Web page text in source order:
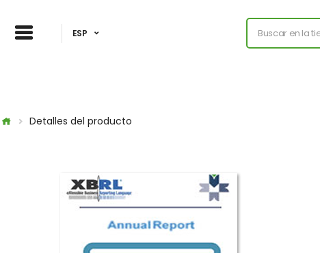
ESP
Detalles del producto